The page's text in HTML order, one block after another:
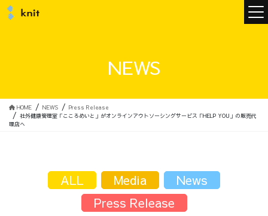
メンバー
NEWS
HOME NEWS
Press Release
社外健康管理室「こころめいと」がオンラインアウトソーシングサービス「HELP YOU」の販売代
理店へ
ALL Media
News
Press Release